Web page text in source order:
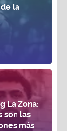
la
La Zona:
son las
más